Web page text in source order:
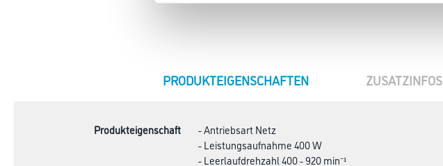
CURRENT
PRODUKTEIGENSCHAFTEN ZUSATZINFOS
Produkteigenschaft
- Antriebsart Netz
- Leistungsaufnahme 400 W
- Leerlaufdrehzahl 400 - 920 min⁻¹